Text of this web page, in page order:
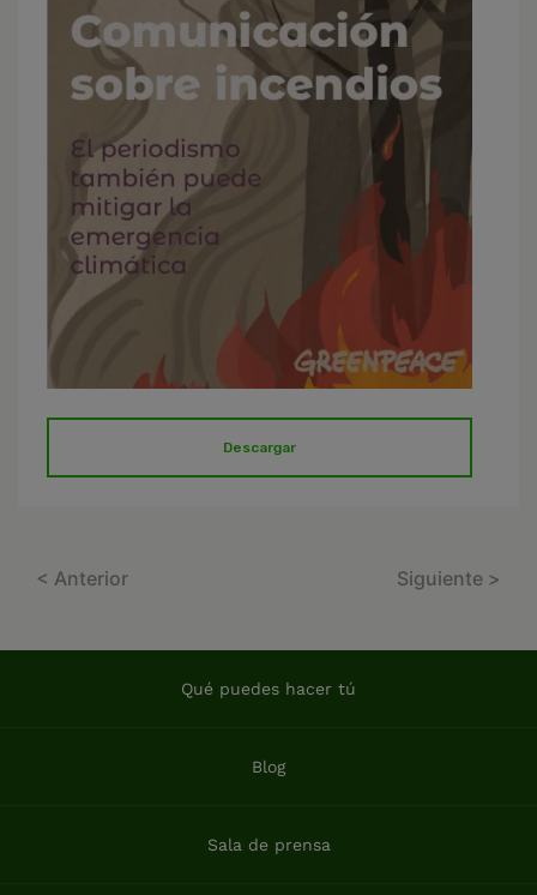
Descargar
< Anterior Siguiente >
Qué puedes hacer tú
Blog
Sala de prensa